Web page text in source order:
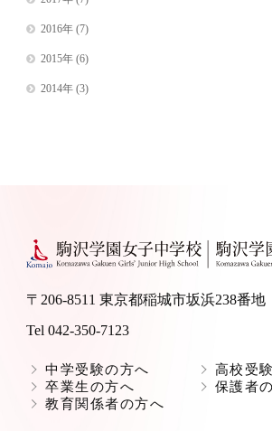
2016年(7)
2015年(6)
2014年(3)
〒206-8511 東京都稲城市坂浜238番地
Tel 042-350-7123
中学受験の方へ
高校受
卒業生の方へ
保護者
教育関係者の方へ